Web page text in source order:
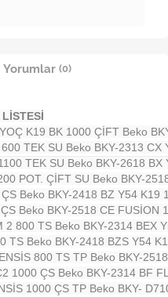
Yorumlar (0)
K19 BK 1000 ÇİFT Beko
TEK SU Beko BKY-2313
TEK SU Beko BKY-2618
POT. ÇİFT SU Beko BKY-
Beko BKY-2418 BZ Y54 K19
Beko BKY-2518 CE FUSİON
2 800 TS Beko BKY-2314 BEX
TS Beko BKY-2418 BZS Y54
800 TS TP Beko BKY-
1000 ÇS Beko BKY-2314 BF
1000 ÇS TP Beko BKY-